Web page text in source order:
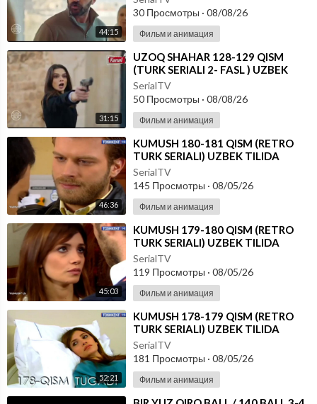
44:15
30 Просмотры · 08/08/26
Фильм и анимация
31:15
⁣UZOQ SHAHAR 128-129 QISM
(TURK SERIALI 2- FASL ) UZBEK
TILIDA
SerialTV
50 Просмотры · 08/08/26
Фильм и анимация
46:36
⁣KUMUSH 180-181 QISM (RETRO
TURK SERIALI) UZBEK TILIDA
SerialTV
145 Просмотры · 08/05/26
Фильм и анимация
45:03
⁣KUMUSH 179-180 QISM (RETRO
TURK SERIALI) UZBEK TILIDA
SerialTV
119 Просмотры · 08/05/26
Фильм и анимация
52:21
⁣KUMUSH 178-179 QISM (RETRO
TURK SERIALI) UZBEK TILIDA
SerialTV
181 Просмотры · 08/05/26
Фильм и анимация